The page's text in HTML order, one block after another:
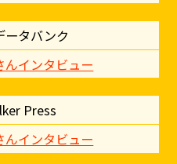
ータバンク
んインタビュー
Press
んインタビュー